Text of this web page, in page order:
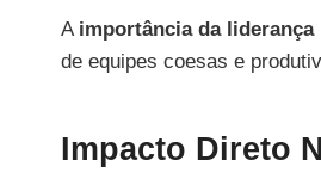
A importância da liderança
de equipes coesas e
Impacto Direto